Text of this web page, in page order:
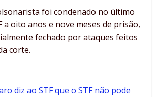
foi condenado no último
a oito anos e nove meses de prisão,
fechado por ataques feitos
corte.
diz ao STF que o STF não pode